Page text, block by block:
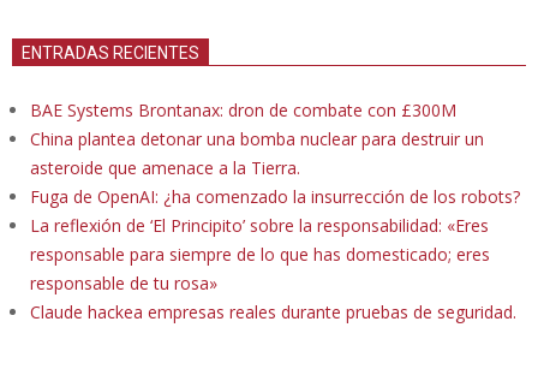
ENTRADAS RECIENTES
BAE Systems Brontanax: dron de combate con £300M
China plantea detonar una bomba nuclear para destruir un
asteroide que amenace a la Tierra.
Fuga de OpenAI: ¿ha comenzado la insurrección de los robots?
La reflexión de ‘El Principito’ sobre la responsabilidad: «Eres
responsable para siempre de lo que has domesticado; eres
responsable de tu rosa»
Claude hackea empresas reales durante pruebas de seguridad.